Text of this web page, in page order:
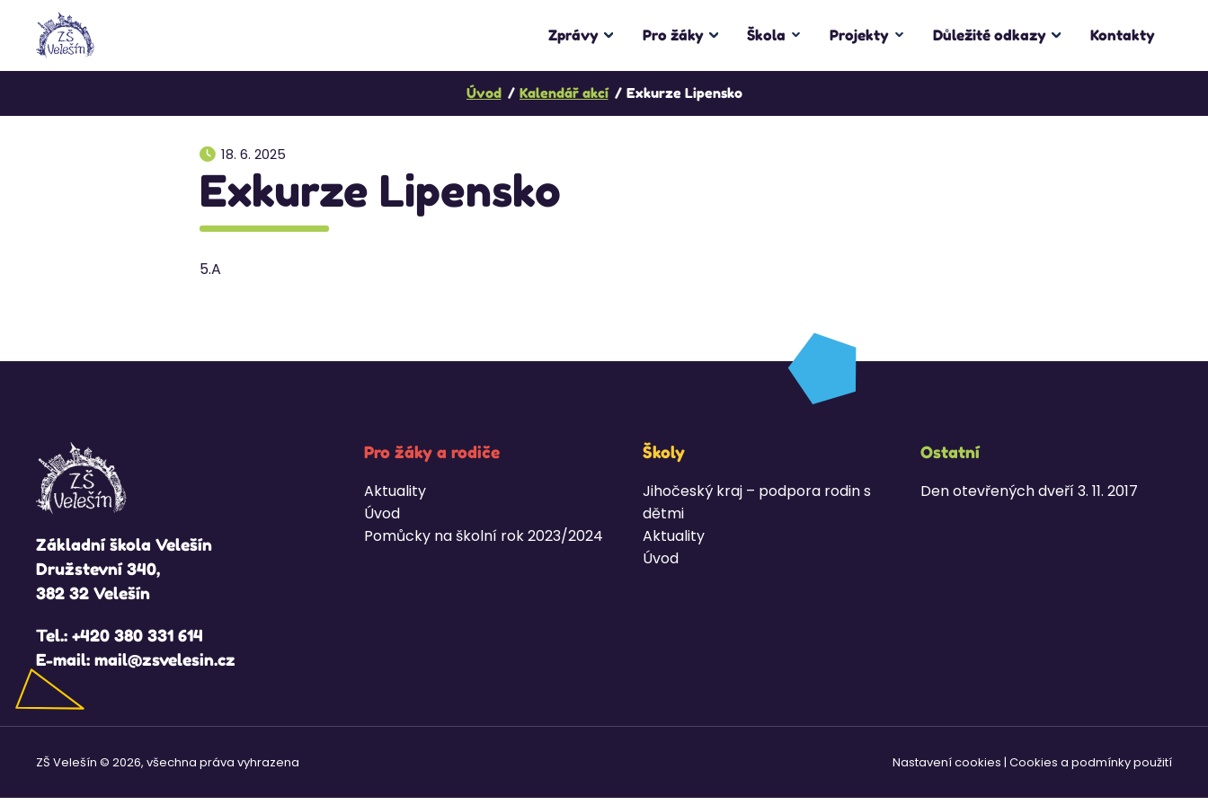
Zprávy Pro žáky Škola Projekty Důležité odkazy Kontakty
Úvod Kalendář akcí Exkurze Lipensko
18. 6. 2025
Exkurze Lipensko
5.A
Základní škola Velešín
Družstevní 340,
382 32 Velešín
Tel.: +420 380 331 614
E-mail: mail@zsvelesin.cz
Pro žáky a rodiče
Aktuality
Úvod
Pomůcky na školní rok 2023/2024
Školy
Jihočeský kraj – podpora rodin s
dětmi
Aktuality
Úvod
Ostatní
Den otevřených dveří 3. 11. 2017
ZŠ Velešín © 2026, všechna práva vyhrazena Nastavení cookies | Cookies a podmínky použití